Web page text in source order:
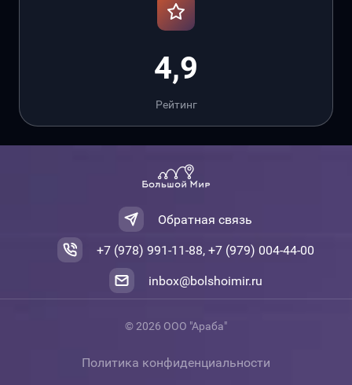
4,9
Рейтинг
Обратная связь
+7 (978) 991-11-88, +7 (979) 004-44-00
inbox@bolshoimir.ru
© 2026 ООО "Араба"
Политика конфиденциальности